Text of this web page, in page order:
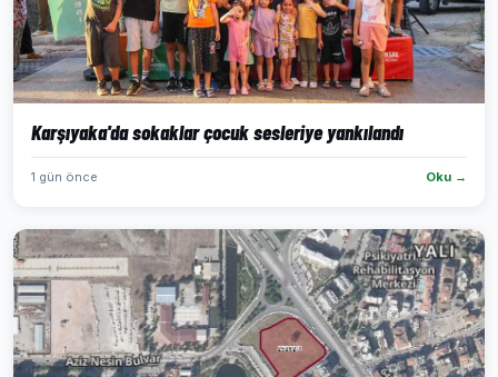
Karşıyaka'da sokaklar çocuk sesleriye yankılandı
1 gün önce Oku →